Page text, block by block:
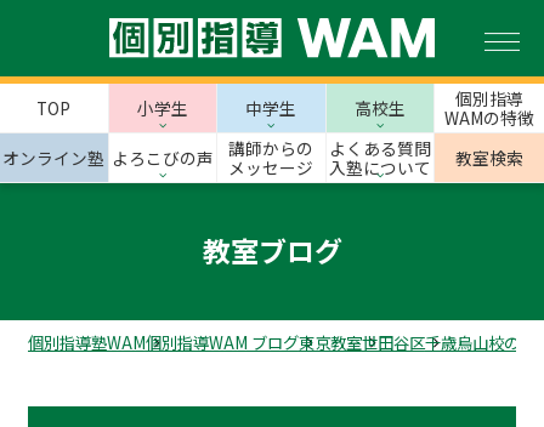
TOP 小学生 中学生 高校生
個別指導
WAMの特徴
オンライン塾 よろこびの声
講師からの
メッセージ
よくある質問
入塾について
教室検索
教室ブログ
個別指導塾WAM個別指導WAM ブログ東京教室世田谷区千歳烏山校のス